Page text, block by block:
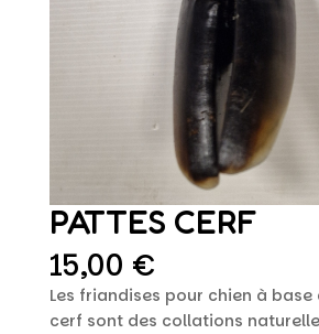
PATTES CERF
15,00 €
Les friandises pour chien à
cerf sont des collations